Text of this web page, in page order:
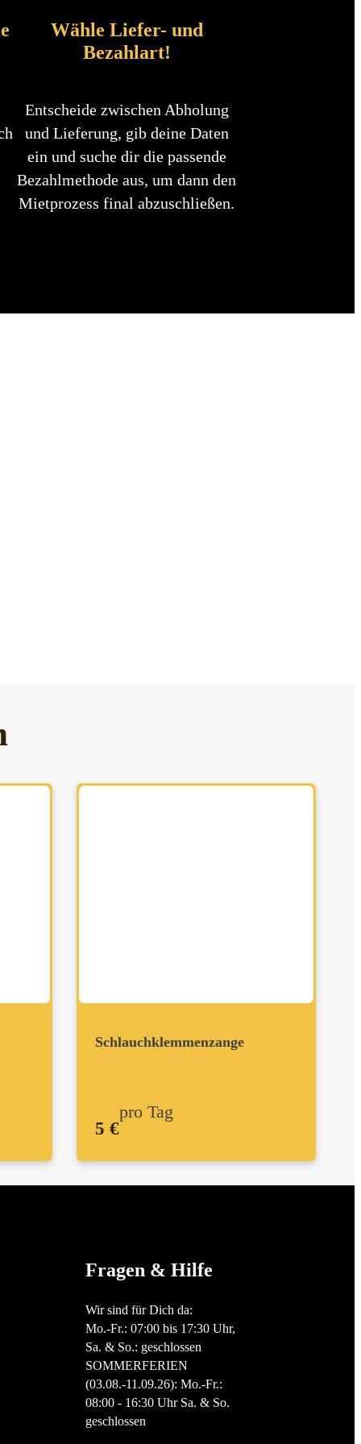
Wähle Liefer- und
Bezahlart!
Entscheide zwischen Abholung
und Lieferung, gib deine Daten
ein und suche dir die passende
Bezahlmethode aus, um dann den
Mietprozess final abzuschließen.
Schlauchklemmenzange
5 €
pro Tag
Fragen & Hilfe
Wir sind für Dich da:
Mo.-Fr.: 07:00 bis 17:30 Uhr,
Sa. & So.: geschlossen
SOMMERFERIEN
(03.08.-11.09.26): Mo.-Fr.:
08:00 - 16:30 Uhr Sa. & So.
geschlossen